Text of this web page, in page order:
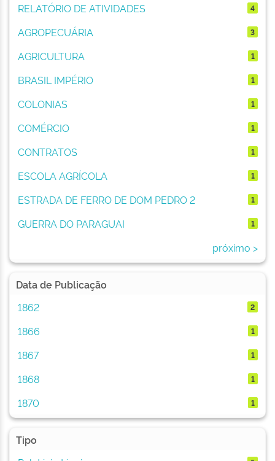
RELATÓRIO DE ATIVIDADES
4
AGROPECUÁRIA 3
AGRICULTURA 1
BRASIL IMPÉRIO 1
COLONIAS 1
COMÉRCIO 1
CONTRATOS 1
ESCOLA AGRÍCOLA 1
ESTRADA DE FERRO DE DOM PEDRO 2 1
GUERRA DO PARAGUAI 1
próximo >
Data de Publicação
1862
2
1866 1
1867 1
1868 1
1870 1
Tipo